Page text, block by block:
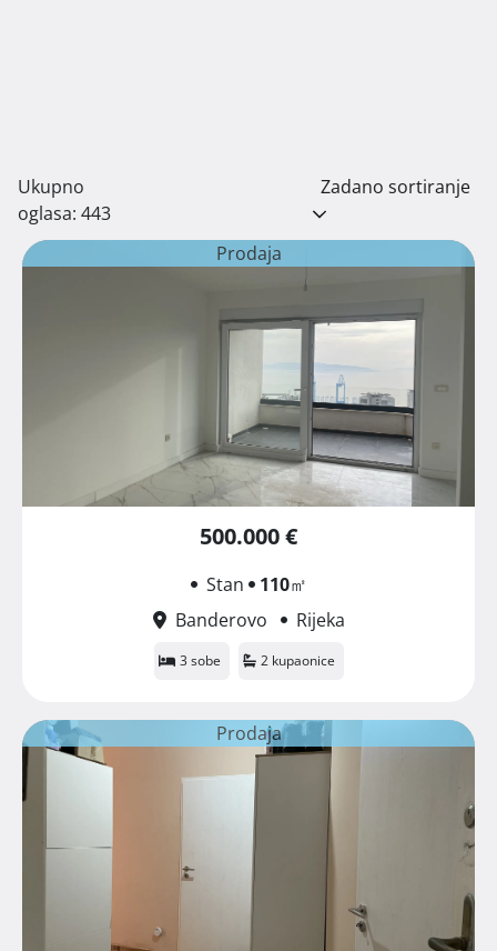
Ukupno
oglasa: 443
Zadano sortiranje
Prodaja
500.000 €
Stan 110㎡
Banderovo
Rijeka
3 sobe 2 kupaonice
Prodaja